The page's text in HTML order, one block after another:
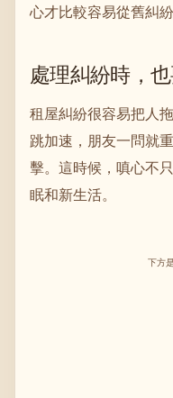
心才比較容易從舊糾紛
處理糾紛時，
租屋糾紛很容易把人
跳加速，朋友一問就
擊。這時候，嗔心不
眠和新生活。
下方